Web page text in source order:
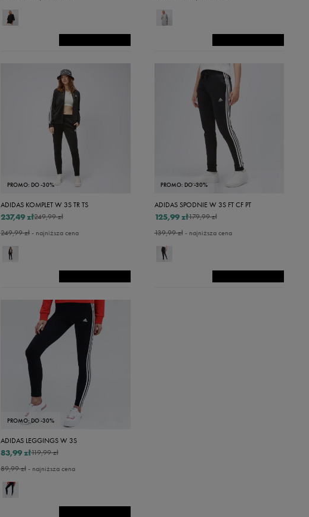
PROMO: DO -30%
ADIDAS KOMPLET W 3S TR TS
249,99 zł
237,49 zł
249,99 zł- najniższa cena
PROMO: DO -30%
ADIDAS SPODNIE W 3S FT CF PT
179,99 zł
125,99 zł
139,99 zł- najniższa cena
PROMO: DO -30%
ADIDAS LEGGINGS W 3S
119,99 zł
83,99 zł
89,99 zł- najniższa cena